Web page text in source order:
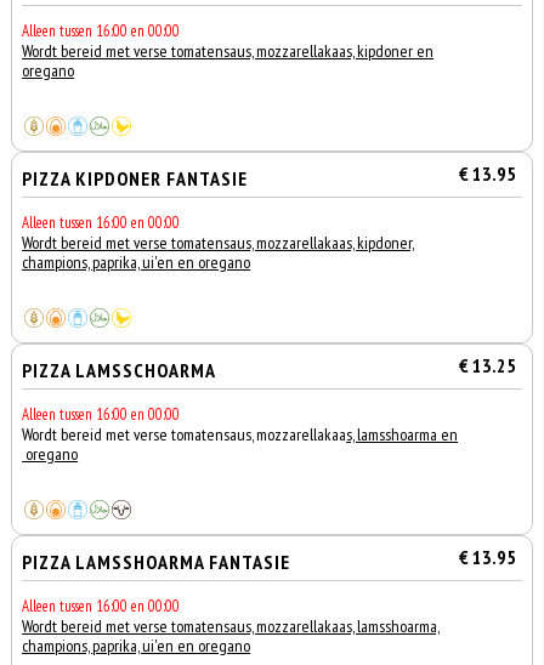
Alleen tussen 16:00 en 00:00
Wordt bereid met verse tomatensaus, mozzarellakaas, kipdoner en
oregano
PIZZA KIPDONER FANTASIE € 13.95
Alleen tussen 16:00 en 00:00
Wordt bereid met verse tomatensaus, mozzarellakaas, kipdoner,
champions, paprika, ui'en en oregano
PIZZA LAMSSCHOARMA € 13.25
Alleen tussen 16:00 en 00:00
Wordt bereid met verse tomatensaus, mozzarellakaas, lamsshoarma en
oregano
PIZZA LAMSSHOARMA FANTASIE € 13.95
Alleen tussen 16:00 en 00:00
Wordt bereid met verse tomatensaus, mozzarellakaas, lamsshoarma,
champions, paprika, ui'en en oregano